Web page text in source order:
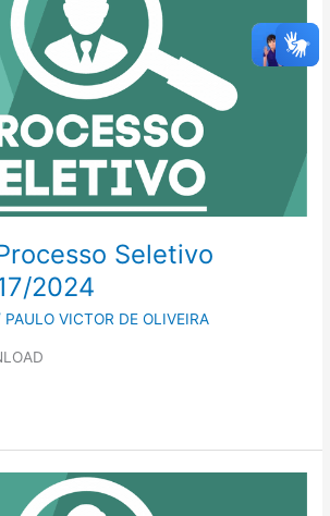
Seletivo
2024
PAULO VICTOR DE OLIVEIRA